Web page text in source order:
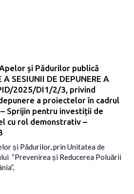
și Pădurilor publică
SESIUNII DE DEPUNERE A
2025/DI1/2/3, privind
a proiectelor în cadrul
Sprijin pentru investiții de
cu rol demonstrativ –
și Pădurilor, prin Unitatea de
“Prevenirea și Reducerea Poluării